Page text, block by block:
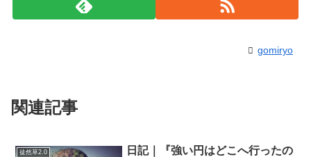
gomiryo
関連記事
徒然草2.0
日記｜『強い円はどこへ行ったの